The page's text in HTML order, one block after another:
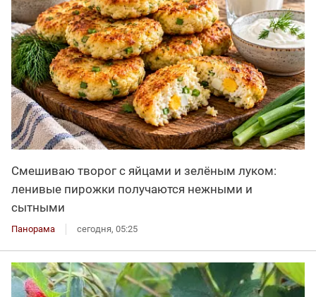
Смешиваю творог с яйцами и зелёным луком:
ленивые пирожки получаются нежными и
сытными
Панорама сегодня, 05:25